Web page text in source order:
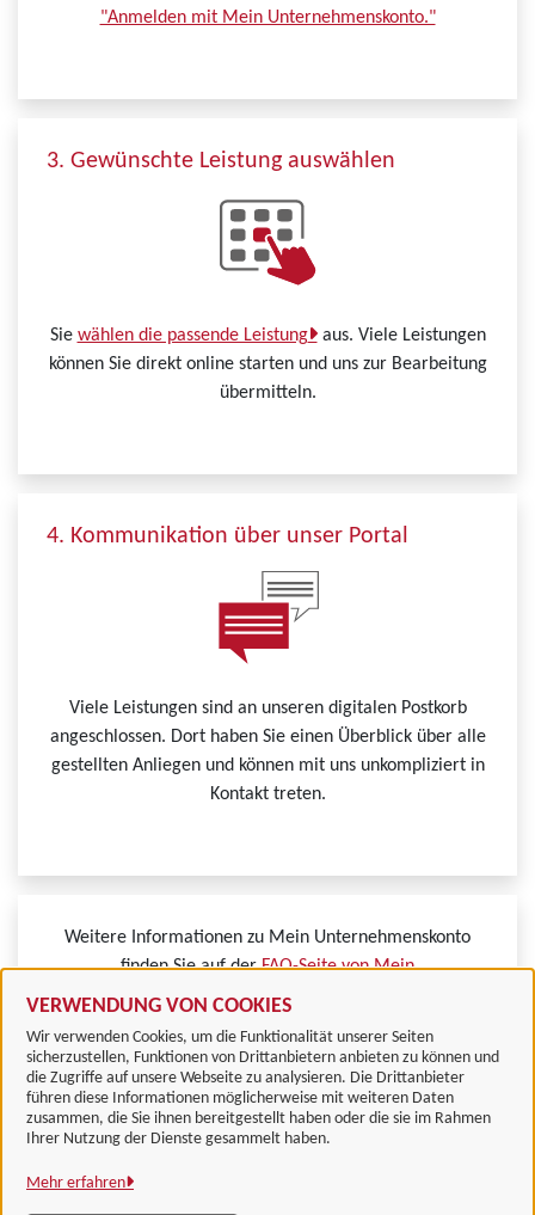
VERWENDUNG VON COOKIES
Wir verwenden Cookies, um die Funktionalität unserer Seiten
sicherzustellen, Funktionen von Drittanbietern anbieten zu können und
die Zugriffe auf unsere Webseite zu analysieren. Die Drittanbieter
führen diese Informationen möglicherweise mit weiteren Daten
zusammen, die Sie ihnen bereitgestellt haben oder die sie im Rahmen
Ihrer Nutzung der Dienste gesammelt haben.
Mehr erfahren
"Anmelden mit Mein Unternehmenskonto."
3. Gewünschte Leistung auswählen
Sie wählen die passende Leistung aus. Viele Leistungen
können Sie direkt online starten und uns zur Bearbeitung
übermitteln.
4. Kommunikation über unser Portal
Viele Leistungen sind an unseren digitalen Postkorb
angeschlossen. Dort haben Sie einen Überblick über alle
gestellten Anliegen und können mit uns unkompliziert in
Kontakt treten.
Weitere Informationen zu Mein Unternehmenskonto
finden Sie auf derFAQ-Seite von Mein
Unternehmenskonto.
Landkreis Göttingen
Alle Rechte vorbehalten